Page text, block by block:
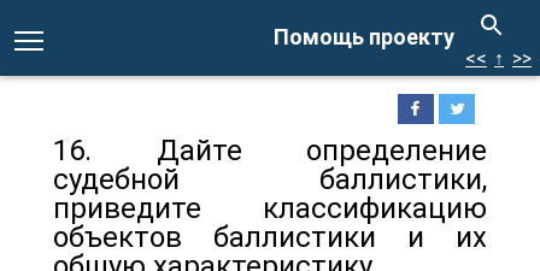
Помощь проекту
<< ↑ >>
16. Дайте определение
судебной баллистики,
приведите классификацию
объектов баллистики и их